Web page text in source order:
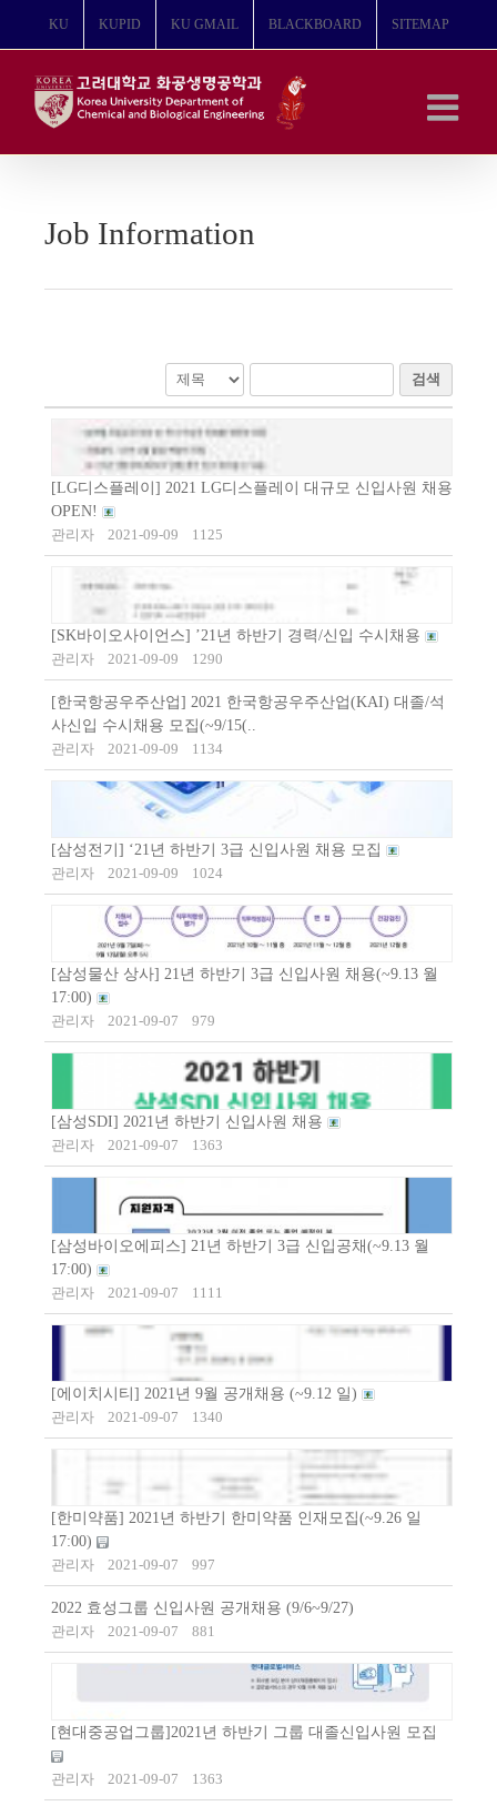
뛰
KU KUPID KU GMAIL BLACKBOARD SITEMAP
Job Information
검색
[LG디스플레이] 2021 LG디스플레이 대규모 신입사원 채용
OPEN!
관리자
2021-09-09 1125
[SK바이오사이언스] ’21년 하반기 경력/신입 수시채용
관리자
2021-09-09 1290
[한국항공우주산업] 2021 한국항공우주산업(KAI) 대졸/석
사신입 수시채용 모집(~9/15(..
관리자
2021-09-09 1134
[삼성전기] ‘21년 하반기 3급 신입사원 채용 모집
관리자
2021-09-09 1024
[삼성물산 상사] 21년 하반기 3급 신입사원 채용(~9.13 월
17:00)
관리자
2021-09-07 979
[삼성SDI] 2021년 하반기 신입사원 채용
관리자
2021-09-07 1363
[삼성바이오에피스] 21년 하반기 3급 신입공채(~9.13 월
17:00)
관리자
2021-09-07 1111
[에이치시티] 2021년 9월 공개채용 (~9.12 일)
관리자
2021-09-07 1340
[한미약품] 2021년 하반기 한미약품 인재모집(~9.26 일
17:00)
관리자
2021-09-07 997
2022 효성그룹 신입사원 공개채용 (9/6~9/27)
관리자
2021-09-07 881
[현대중공업그룹]2021년 하반기 그룹 대졸신입사원 모집
관리자 2021-09-07 1363